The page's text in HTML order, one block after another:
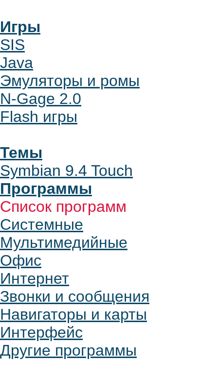
Игры
SIS
Java
Эмуляторы и ромы
N-Gage 2.0
Flash игры
Темы
Symbian 9.4 Touch
Программы
Список программ
Системные
Мультимедийные
Офис
Интернет
Звонки и сообщения
Навигаторы и карты
Интерфейс
Другие программы